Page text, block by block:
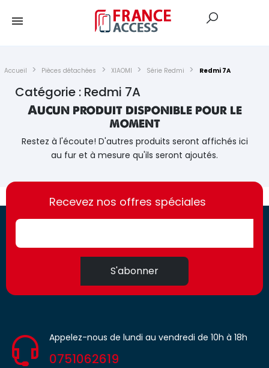
Accueil Pièces détachées XIAOMI Série Redmi Redmi 7A
Catégorie : Redmi 7A
Aucun produit disponible pour le
moment
Restez à l'écoute! D'autres produits seront affichés ici
au fur et à mesure qu'ils seront ajoutés.
https://france-
access.fr
https://france-
access.fr
Recevez nos offres spéciales
S'abonner
Appelez-nous de lundi au vendredi de 10h à 18h
0751062619